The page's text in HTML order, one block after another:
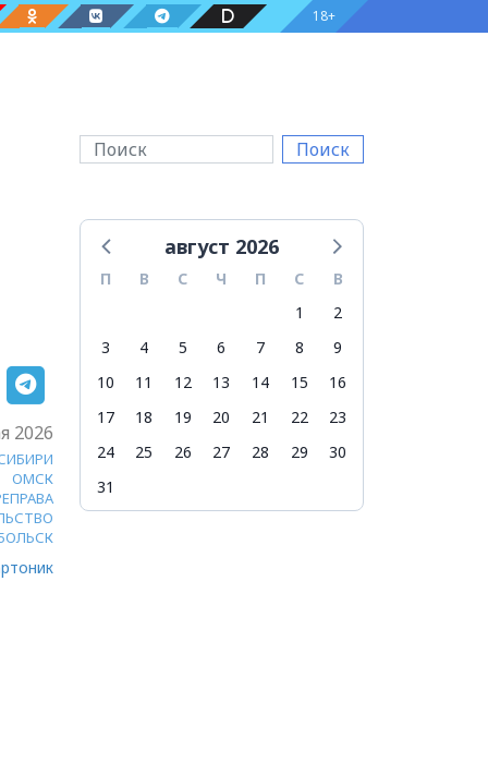
18+
Поиск
2026
ОМСК
август 2026
П В С Ч П С
В
1
2
3
4 5 6 7 8
9
10
11 12 13 14 15
16
17
18 19 20 21 22
23
24
25 26 27 28 29
30
31